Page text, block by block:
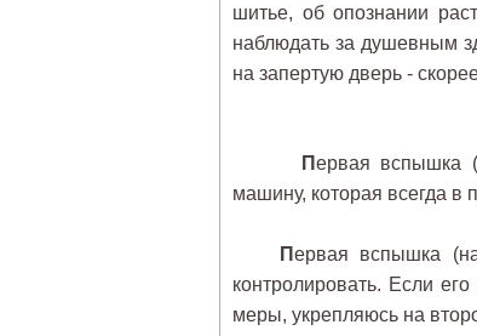
шитье, об опознании
наблюдать за душевным
на запертую дверь -
Первая вспышка
машину, которая всегда в
Первая вспышка
контролировать. Если
меры, укрепляюсь на